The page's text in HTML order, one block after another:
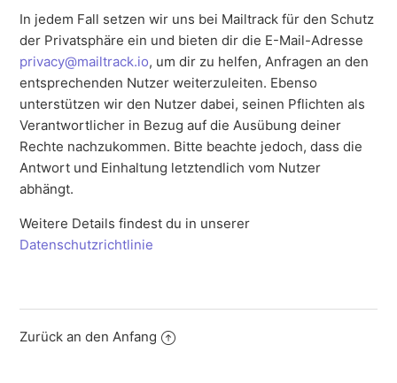
In jedem Fall setzen wir uns bei Mailtrack für den Schutz
der Privatsphäre ein und bieten dir die E-Mail-Adresse
privacy@mailtrack.io, um dir zu helfen, Anfragen an den
entsprechenden Nutzer weiterzuleiten. Ebenso
unterstützen wir den Nutzer dabei, seinen Pflichten als
Verantwortlicher in Bezug auf die Ausübung deiner
Rechte nachzukommen. Bitte beachte jedoch, dass die
Antwort und Einhaltung letztendlich vom Nutzer
abhängt.
Weitere Details findest du in unserer
Datenschutzrichtlinie
Zurück an den Anfang